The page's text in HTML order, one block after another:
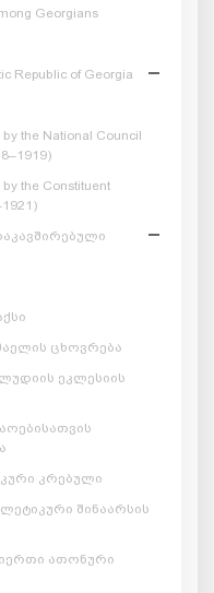
Georgians
Republic of Georgia
the National Council
the Constituent
ცხოვრება
ეკლესიის
კრებული
შინაარსის
ათონური